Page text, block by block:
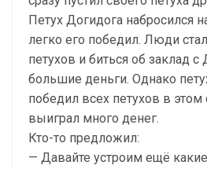
Петух Догидога набросился
легко его победил. Люди
петухов и биться об заклад
большие деньги. Однако
победил всех петухов в
выиграл много денег.
Кто-то предложил:
— Давайте устроим ещё